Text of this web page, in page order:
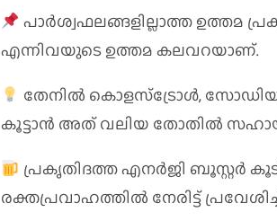
പാർശ്വഫലങ്ങളില്ലാത്ത ഉത്തമ
എന്നിവയുടെ ഉത്തമ കലവറയാണ്.
തേനിൽ കൊളസ്‌ട്രോൾ,
കൂട്ടാൻ അത് വലിയ തോതിൽ
പ്രകൃതിദത്ത എനർജി ബൂസ്റ്റർ
രക്തപ്രവാഹത്തിൽ നേരിട്ട്